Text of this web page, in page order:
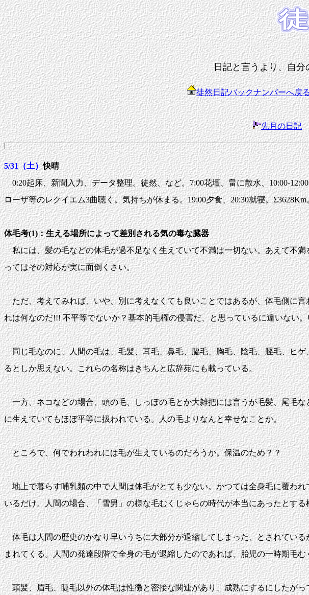
日記と言うより、自
徒然日記バックナンバーへ戻
先月の日記
5/31（土）快晴
0:20起床、新聞入力、データ整理。徒然、など。7:00花壇、畠に散水、10:00-
ローザ等のレクイエム3曲聴く。気持ちが休まる。19:00夕食、20:30就寝。Σ3628Km
体毛考(1)：生える場所によって差別される気の毒な臓器
私には、髪の毛などの体毛が過不足なく生えていて不満は一切ない。あえて不
ってはその対応が実に面倒くさい。
ただ、考えてみれば、いや、別に考えなくても良いことではあるが、体毛側に
れは何なのだ!!! 不平等でないか？基本的毛権の侵害だ、と思っているに違いない
同じ毛なのに、人間の毛は、毛髪、耳毛、鼻毛、脇毛、胸毛、陰毛、脛毛、ヒ
るとしか思えない。これらの名称はきちんと広辞苑にも載っている。
一方、ネコなどの場合、頭の毛、しっぽの毛とか大雑把には言うが毛髪、尾毛
に生えていてもほぼ平等に扱われている。人の毛よりなんと幸せなことか。
ところで、何でわれわれには毛が生えているのだろうか。保温のため？？
地上で暮らす哺乳類の中で人間は体毛がとても少ない。かつては全身毛に覆わ
いるだけ。人間の場合、「雪男」の様な毛むくじゃらの時代が本当にあったとす
体毛は人間の歴史のかなり早いうちに大部分が退縮してしまった、とされてい
まれてくる。人間の発達段階で全身の毛が退縮したのであれば、胎児の一時期毛
頭髪、眉毛、睫毛以外の体毛は性徴と密接な関連があり、成熟にするにしたがっ